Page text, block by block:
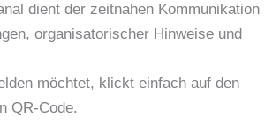
dient der zeitnahen Kommunikation
organisatorischer Hinweise und
möchtet, klickt einfach auf den
QR-Code.